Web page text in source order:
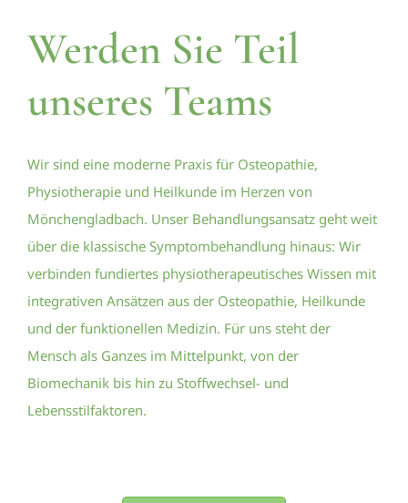
Werden Sie Teil
unseres Teams
Wir sind eine moderne Praxis für Osteopathie,
Physiotherapie und Heilkunde im Herzen von
Mönchengladbach. Unser Behandlungsansatz geht weit
über die klassische Symptombehandlung hinaus: Wir
verbinden fundiertes physiotherapeutisches Wissen mit
integrativen Ansätzen aus der Osteopathie, Heilkunde
und der funktionellen Medizin. Für uns steht der
Mensch als Ganzes im Mittelpunkt, von der
Biomechanik bis hin zu Stoffwechsel- und
Lebensstilfaktoren.